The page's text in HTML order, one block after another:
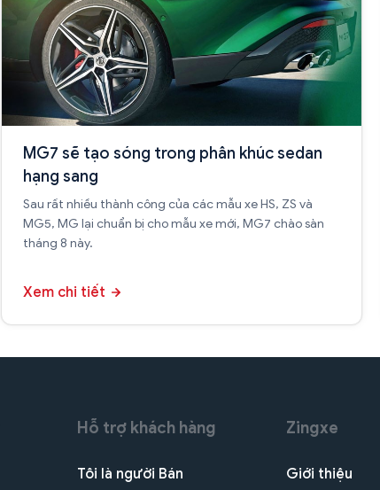
MG7 sẽ tạo sóng trong phân khúc sedan
hạng sang
Sau rất nhiều thành công của các mẫu xe HS, ZS và
MG5, MG lại chuẩn bị cho mẫu xe mới, MG7 chào sàn
tháng 8 này.
Xem chi tiết
Hỗ trợ khách hàng
Tôi là người Bán
Zingxe
Giới thiệu